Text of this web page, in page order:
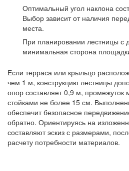
Оптимальный угол наклона
Выбор зависит от наличия
места.
При планировании лестницы
минимальная сторона
Если терраса или крыльцо
чем 1 м, конструкцию лестницы
опор составляет 0,9 м, промежуток
стойками не более 15 см.
обеспечит безопасное
обратно. Ориентируясь на
составляют эскиз с размерами,
расчету потребности материалов.